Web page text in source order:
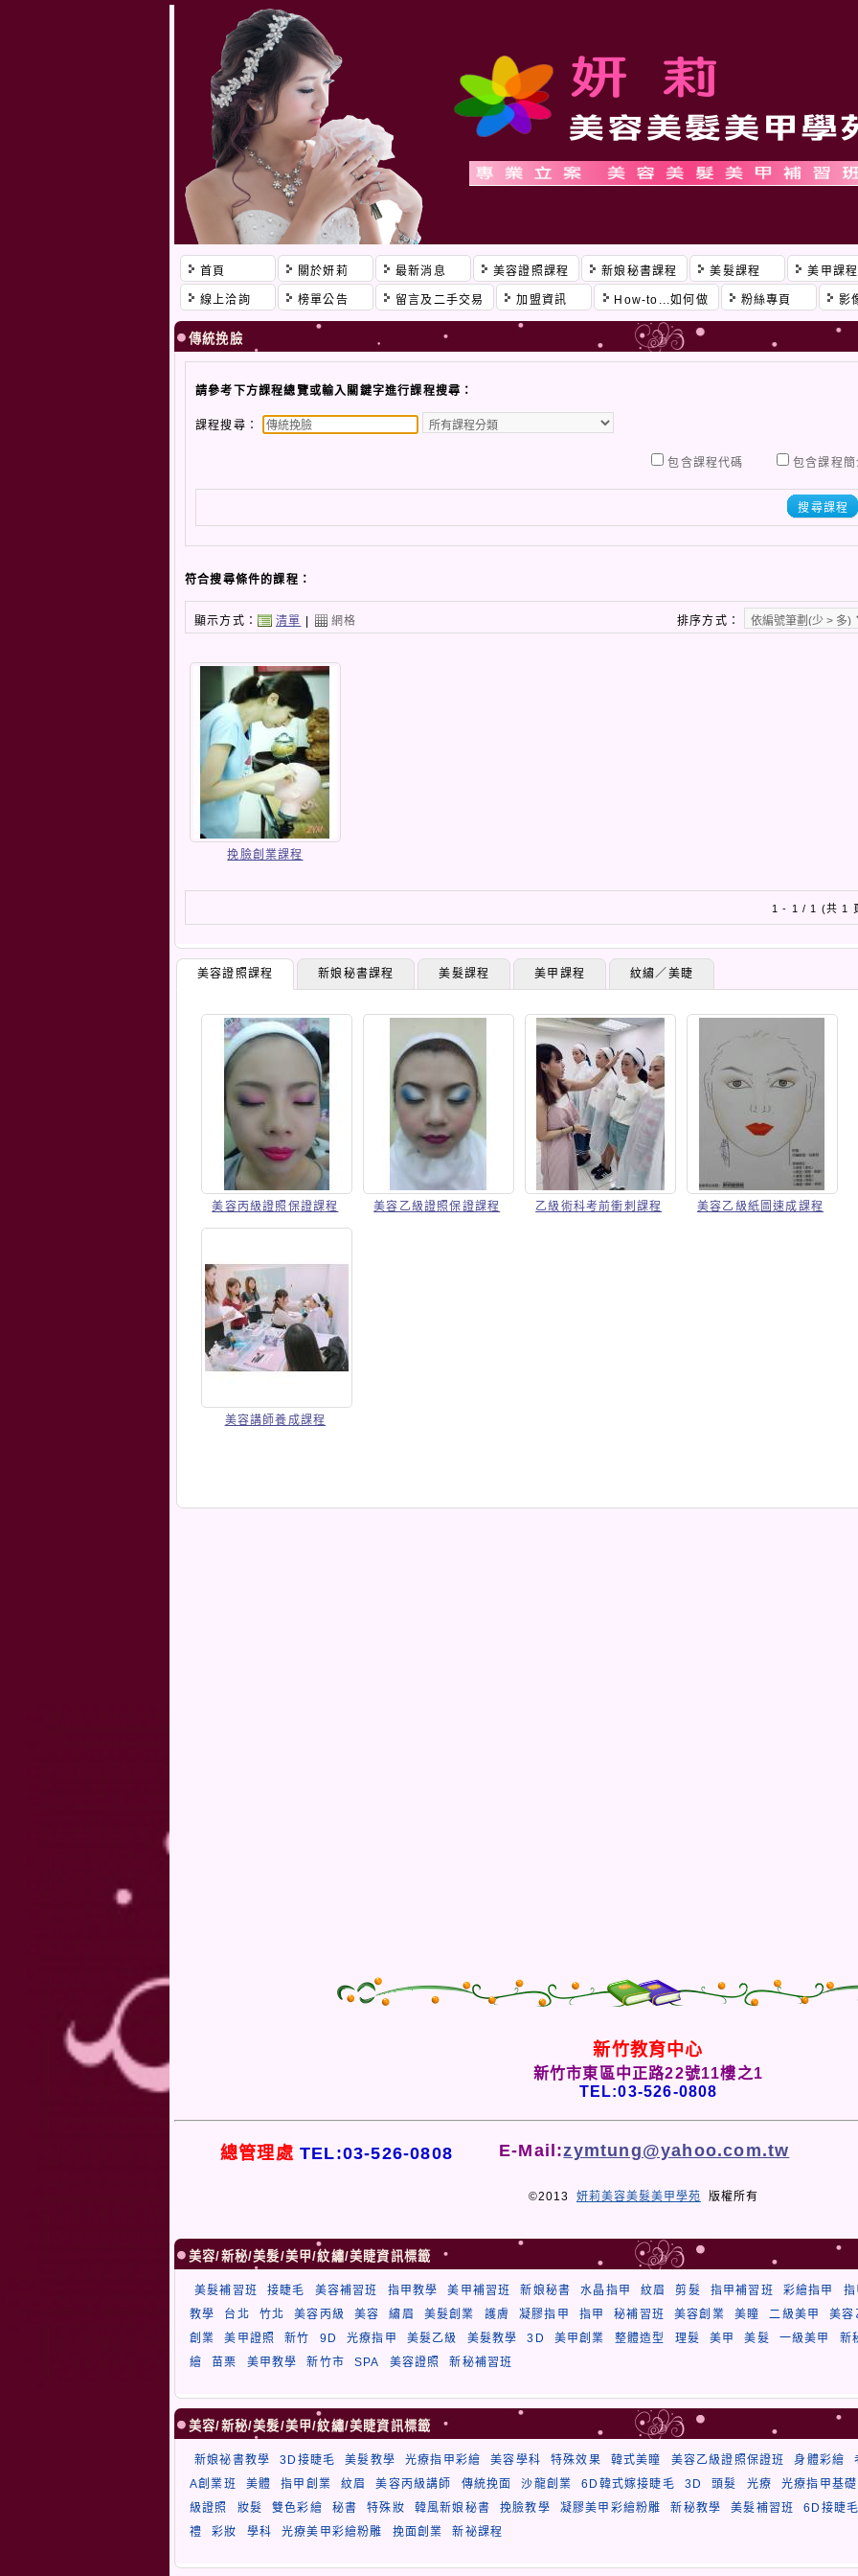
首頁 關於妍莉 最新消息 美容證照課程 新娘秘書課程 美髮課程 美甲課程
線上洽詢 榜單公告 留言及二手交易 加盟資訊 How-to...如何做 粉絲專頁 影
傳統挽臉
請參考下方課程總覽或輸入關鍵字進行課程搜尋：
課程搜尋：
包含課程代碼 包含課程簡
搜尋課程
符合搜尋條件的課程：
顯示方式： 清單 | 網格 排序方式：
挽臉創業課程
1 - 1 / 1 (共 1
美容證照課程 新娘秘書課程 美髮課程 美甲課程 紋繡／美睫
美容丙級證照保證課程 美容乙級證照保證課程 乙級術科考前衝刺課程 美容乙級紙圖速成課程
美容講師養成課程
新竹教育中心
新竹市東區中正路22號11樓之1
TEL:03-526-0808
總管理處 TEL:03-526-0808 E-Mail:zymtung@yahoo.com.tw
©2013 妍莉美容美髮美甲學苑 版權所有
美容/新秘/美髮/美甲/紋繡/美睫資訊標籤
美髮補習班 接睫毛 美容補習班 指甲教學 美甲補習班 新娘秘書 水晶指甲 紋眉 剪髮 指甲補習班 彩繪指甲
教學
台北 竹北 美容丙級 美容 繡眉 美髮創業 護膚 凝膠指甲 指甲 秘補習班 美容創業 美瞳 二級美甲
美容
創業
美甲證照 新竹 9D 光療指甲 美髮乙級 美髮教學 3D 美甲創業 整體造型 理髮 美甲 美髮 一級美甲
新
繪
苗栗 美甲教學 新竹市 SPA 美容證照 新秘補習班
美容/新秘/美髮/美甲/紋繡/美睫資訊標籤
新娘祕書教學 3D接睫毛 美髮教學 光療指甲彩繪 美容學科 特殊效果 韓式美瞳 美容乙級證照保證班 身體彩繪
A創業班
美體 指甲創業 紋眉 美容丙級講師 傳統挽面 沙龍創業 6D韓式嫁接睫毛 3D 頭髮 光療
光療指甲基礎
級證照
妝髮 雙色彩繪 秘書 特殊妝 韓風新娘秘書 挽臉教學 凝膠美甲彩繪粉雕 新秘教學 美髮補習班
6D接睫
禮
彩妝 學科 光療美甲彩繪粉雕 挽面創業 新祕課程